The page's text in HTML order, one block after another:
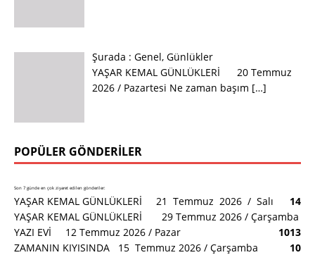
Şurada : Genel, Günlükler
YAŞAR KEMAL GÜNLÜKLERİ 20 Temmuz
2026 / Pazartesi Ne zaman başım […]
POPÜLER GÖNDERILER
Son 7 günde en çok ziyaret edilen gönderiler:
YAŞAR KEMAL GÜNLÜKLERİ 21 Temmuz 2026 / Salı
14
YAŞAR KEMAL GÜNLÜKLERİ 29 Temmuz 2026 / Çarşamba
13
YAZI EVİ 12 Temmuz 2026 / Pazar
10
ZAMANIN KIYISINDA 15 Temmuz 2026 / Çarşamba
10